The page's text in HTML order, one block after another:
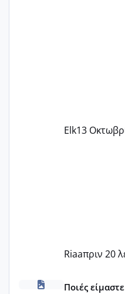
Elk13
Riaaπριν 20
Μωράκια Δεκεμβρίου 2026
Ποιές